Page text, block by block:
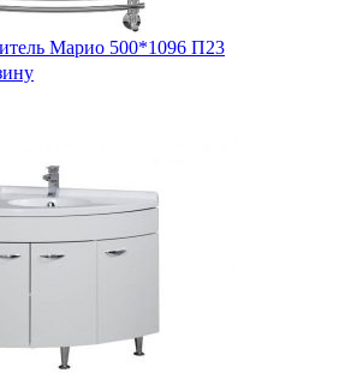
Марио 500*1096 П23